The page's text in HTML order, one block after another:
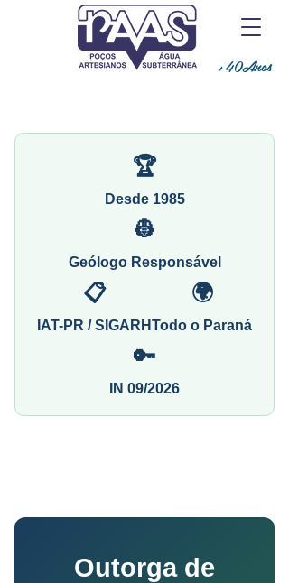
+40Anos
🏆
Desde 1985
👷
Geólogo Responsável
📋
IAT-PR / SIGARH
🌍
Todo o Paraná
🔑
IN 09/2026
Outorga de